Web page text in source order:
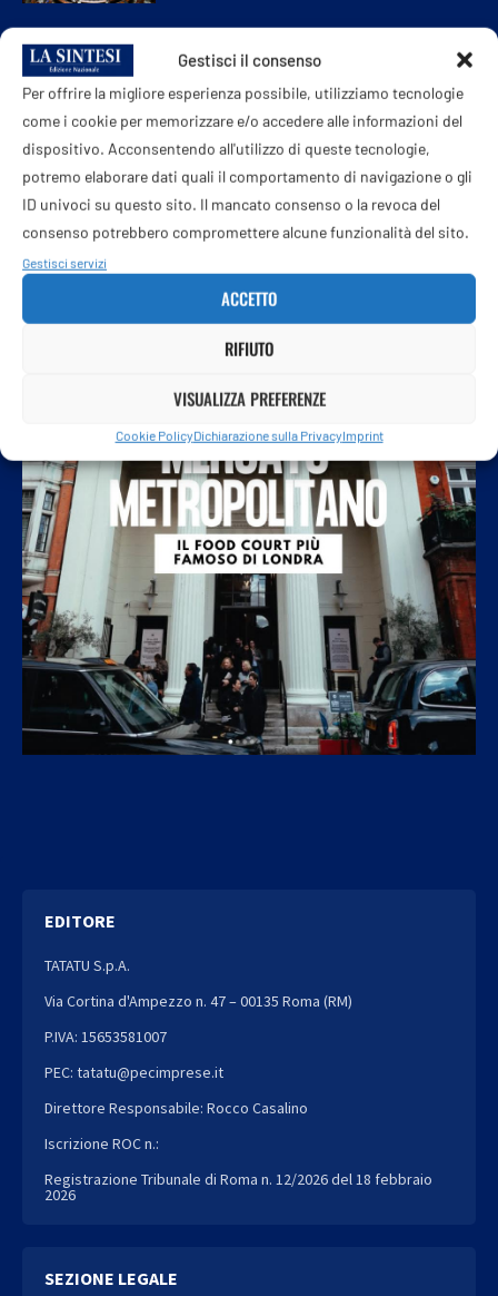
Gestisci il consenso
Per offrire la migliore esperienza possibile, utilizziamo tecnologie
come i cookie per memorizzare e/o accedere alle informazioni del
dispositivo. Acconsentendo all'utilizzo di queste tecnologie,
potremo elaborare dati quali il comportamento di navigazione o gli
ID univoci su questo sito. Il mancato consenso o la revoca del
consenso potrebbero compromettere alcune funzionalità del sito.
Gestisci servizi
ACCETTO
RIFIUTO
VISUALIZZA PREFERENZE
Cookie PolicyDichiarazione sulla PrivacyImprint
Malore in vacanza per Lady Gucci: Patrizia
Reggiani ricoverata in terapia intensiva a
Rimini
8 Agosto 2026
EDITORE
TATATU S.p.A.
Via Cortina d'Ampezzo n. 47 – 00135 Roma (RM)
P.IVA: 15653581007
PEC: tatatu@pecimprese.it
Direttore Responsabile: Rocco Casalino
Iscrizione ROC n.:
Registrazione Tribunale di Roma n. 12/2026 del 18 febbraio
2026
SEZIONE LEGALE